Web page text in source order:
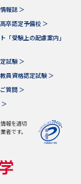
いて
定
報誌 ＞
卒認定予備校 ＞
「受験上の配慮案内」
試験 ＞
員資格認定試験 ＞
質問 ＞
報を適切
者です。